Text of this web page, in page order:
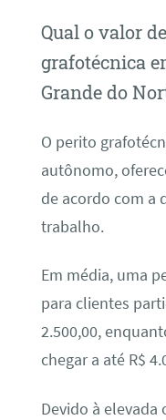
Qual o valor
grafotécnica
Grande do
O perito
autônomo,
de acordo com a
trabalho.
Em média, uma
para clientes
2.500,00,
chegar a até R$
Devido à elevada